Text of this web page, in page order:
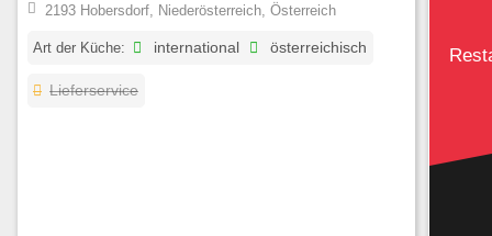
2193 Hobersdorf, Niederösterreich, Österreich
Art der Küche: international österreichisch
Lieferservice